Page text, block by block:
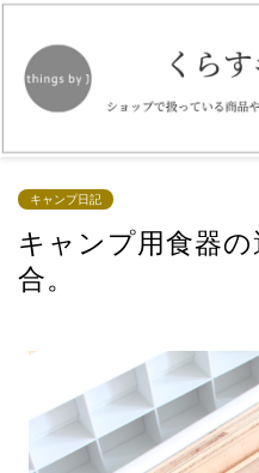
キャンプ日記
キャンプ用食器
合。